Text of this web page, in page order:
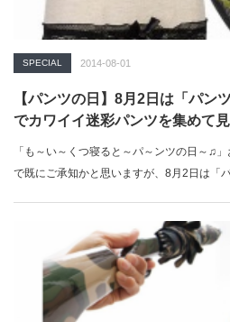
SPECIAL 2014-08-01
【パンツの日】8月2日は「パ
でカワイイ迷彩パンツを集めて見
「も～い～くつ寝ると～パ～ンツの日～♫
で既にご承知かと思いますが、8月2日は「